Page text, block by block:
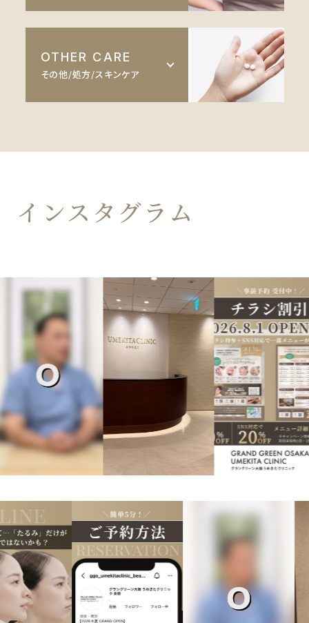
ダーマペン
口唇
糸リフト
豊胸
バスト
脂肪吸引
OTHER CARE
その他/処方/スキンケア
AGA・FGA
美白内服薬
ドクターズコスメ・サプリ
インスタグラム